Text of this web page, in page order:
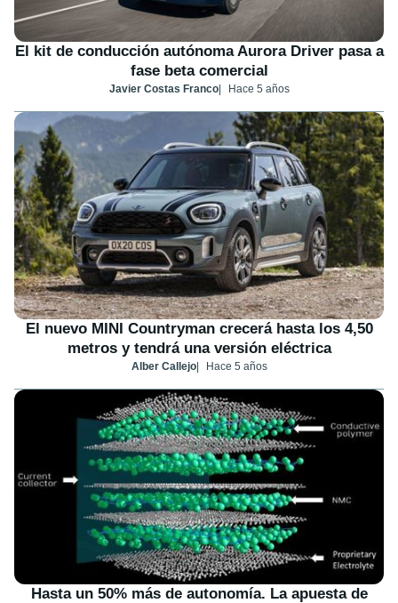
El kit de conducción autónoma Aurora Driver pasa a
fase beta comercial
Javier Costas Franco Hace 5 años
El nuevo MINI Countryman crecerá hasta los 4,50
metros y tendrá una versión eléctrica
Alber Callejo Hace 5 años
Hasta un 50% más de autonomía. La apuesta de